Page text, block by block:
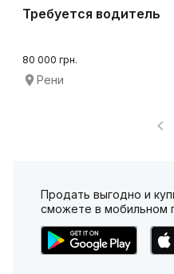
Требуется водитель
80 000 грн.
Рени
Продать выгодно и
сможете в мобильном